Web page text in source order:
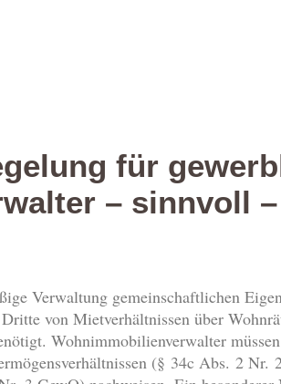
für
– sinnvoll
Verwaltung gemeinschaftlichen
von Mietverhältnissen über
Wohnimmobilienverwalter
(§ 34c Abs. 2 Nr.